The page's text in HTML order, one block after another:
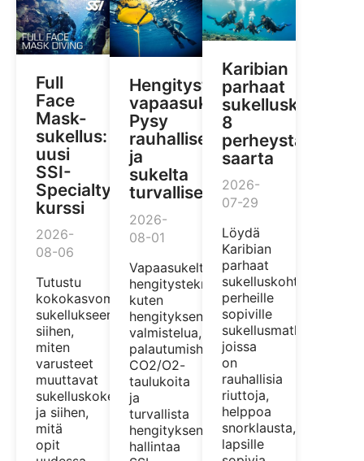
Full
Face
Mask-
sukellus:
uusi
SSI-
Specialty-
kurssi
2026-
08-06
Tutustu
kokokasvomaski-
sukellukseen,
siihen,
miten
varusteet
muuttavat
sukelluskokemustasi,
ja siihen,
mitä
opit
Hengitystekniikat
vapaasukelluksessa:
Pysy
rauhallisena
ja
sukelta
turvallisemmin
2026-
08-01
Vapaasukeltajan
hengitystekniikoita,
kuten
hengityksen
valmistelua,
palautumishengitystä,
CO2/O2-
taulukoita
ja
turvallista
hengityksen
hallintaa
Karibian
parhaat
sukelluskohteet:
8
perheystävällistä
saarta
2026-
07-29
Löydä
Karibian
parhaat
sukelluskohteet
perheille
sopiville
sukellusmatkoille,
joissa
on
rauhallisia
riuttoja,
helppoa
snorklausta,
lapsille